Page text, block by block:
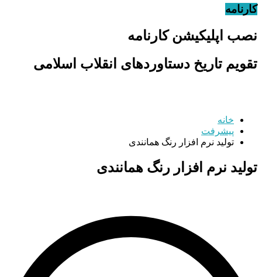
کارنامه
نصب اپلیکیشن کارنامه
تقویم تاریخ دستاوردهای انقلاب اسلامی
خانه
پیشرفت
تولید نرم ‌افزار رنگ همانندی
تولید نرم ‌افزار رنگ همانندی